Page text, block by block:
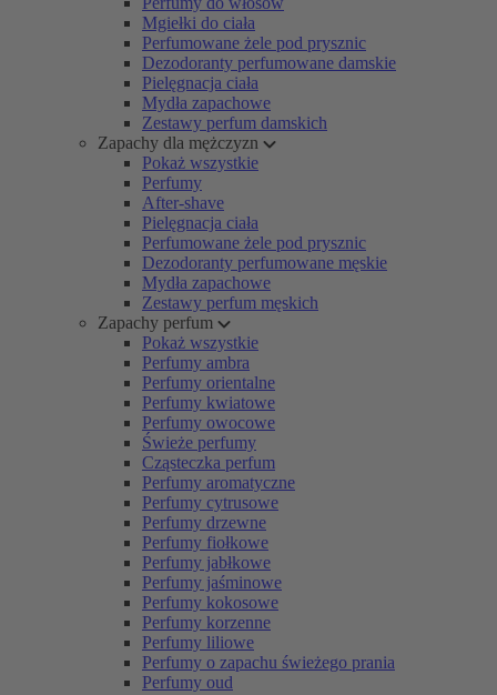
Mgiełki do ciała
Perfumowane żele pod prysznic
Dezodoranty perfumowane damskie
Pielęgnacja ciała
Mydła zapachowe
Zestawy perfum damskich
Zapachy dla mężczyzn
Pokaż wszystkie
Perfumy
After-shave
Pielęgnacja ciała
Perfumowane żele pod prysznic
Dezodoranty perfumowane męskie
Mydła zapachowe
Zestawy perfum męskich
Zapachy perfum
Pokaż wszystkie
Perfumy ambra
Perfumy orientalne
Perfumy kwiatowe
Perfumy owocowe
Świeże perfumy
Cząsteczka perfum
Perfumy aromatyczne
Perfumy cytrusowe
Perfumy drzewne
Perfumy fiołkowe
Perfumy jabłkowe
Perfumy jaśminowe
Perfumy kokosowe
Perfumy korzenne
Perfumy liliowe
Perfumy o zapachu świeżego prania
Perfumy oud